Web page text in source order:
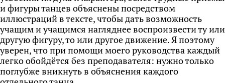
и фигуры танцев объяснены посредством
иллюстраций в тексте, чтобы дать возможность
учащим и учащимся нагляднее воспроизвести ту или
другую фигуру, то или другое движение. Я поэтому
уверен, что при помощи моего руководства каждый
легко обойдётся без преподавателя: нужно только
поглубже вникнуть в объяснения каждого